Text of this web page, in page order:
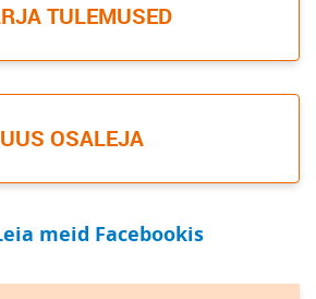
TULEMUSED
UUS OSALEJA
meid Facebookis